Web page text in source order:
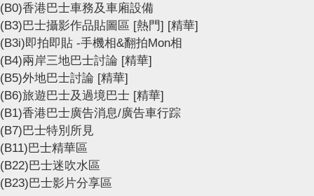
(B0)香港巴士車務及車廂設備
(B3)巴士攝影作品貼圖區 [熱門] [精華]
(B3i)即拍即貼 -手機相&翻拍Mon相
(B4)兩岸三地巴士討論 [精華]
(B5)外地巴士討論 [精華]
(B6)旅遊巴士及過境巴士 [精華]
(B1)香港巴士廣告消息/廣告車行踪
(B7)巴士特別所見
(B11)巴士精華區
(B22)巴士迷吹水區
(B23)巴士影片分享區